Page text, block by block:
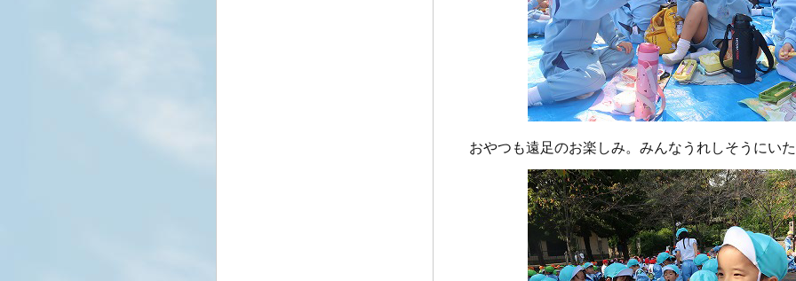
おやつも遠足のお楽しみ。みんなうれしそうにい